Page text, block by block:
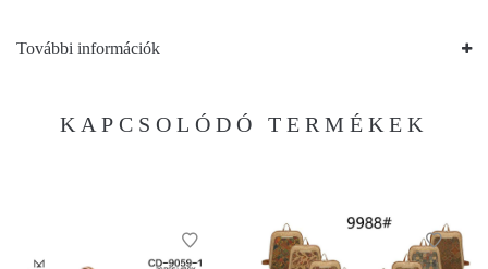
További információk
KAPCSOLÓDÓ TERMÉKEK